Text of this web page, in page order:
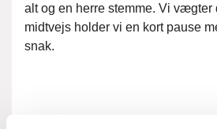
alt og en herre stemme. Vi vægter
midtvejs holder vi en kort pause
snak.